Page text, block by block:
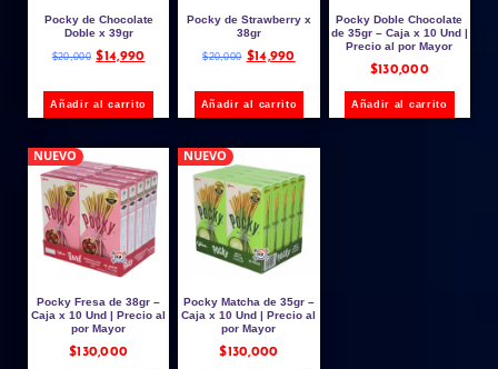
Pocky de Chocolate
Doble x 39gr
$20,000 $14,990
Añadir al carrito
Pocky de Strawberry x
38gr
$20,000 $14,990
Añadir al carrito
Pocky Doble Chocolate
de 35gr – Caja x 10 Und |
Precio al por Mayor
$130,000
Añadir al carrito
NUEVO
Pocky Fresa de 38gr –
Caja x 10 Und | Precio al
por Mayor
$130,000
NUEVO
Pocky Matcha de 35gr –
Caja x 10 Und | Precio al
por Mayor
$130,000